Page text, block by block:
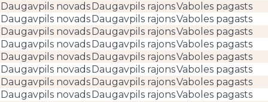
Daugavpils novads Daugavpils rajonsVaboles pagasts
Daugavpils novads Daugavpils rajonsVaboles pagasts
Daugavpils novads Daugavpils rajonsVaboles pagasts
Daugavpils novads Daugavpils rajonsVaboles pagasts
Daugavpils novads Daugavpils rajonsVaboles pagasts
Daugavpils novads Daugavpils rajonsVaboles pagasts
Daugavpils novads Daugavpils rajonsVaboles pagasts
Daugavpils novads Daugavpils rajonsVaboles pagasts